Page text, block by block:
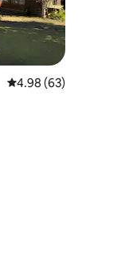
平均评分 4.98 分（满
4.98 (63)